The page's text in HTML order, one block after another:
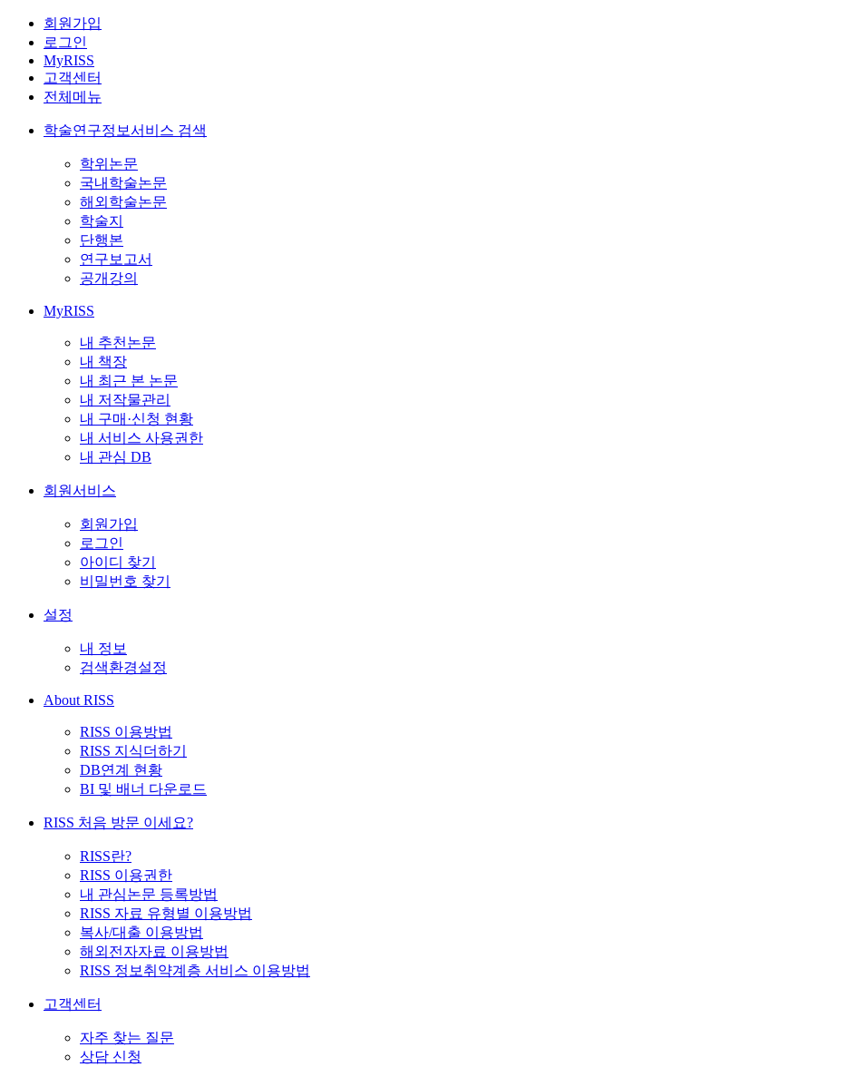
회원가입
로그인
MyRISS
고객센터
전체메뉴
학술연구정보서비스 검색
학위논문
국내학술논문
해외학술논문
학술지
단행본
연구보고서
공개강의
MyRISS
내 추천논문
내 책장
내 최근 본 논문
내 저작물관리
내 구매·신청 현황
내 서비스 사용권한
내 관심 DB
회원서비스
회원가입
로그인
아이디 찾기
비밀번호 찾기
설정
내 정보
검색환경설정
About RISS
RISS 이용방법
RISS 지식더하기
DB연계 현황
BI 및 배너 다운로드
RISS 처음 방문 이세요?
RISS란?
RISS 이용권한
내 관심논문 등록방법
RISS 자료 유형별 이용방법
복사/대출 이용방법
해외전자자료 이용방법
RISS 정보취약계층 서비스 이용방법
고객센터
자주 찾는 질문
상담 신청